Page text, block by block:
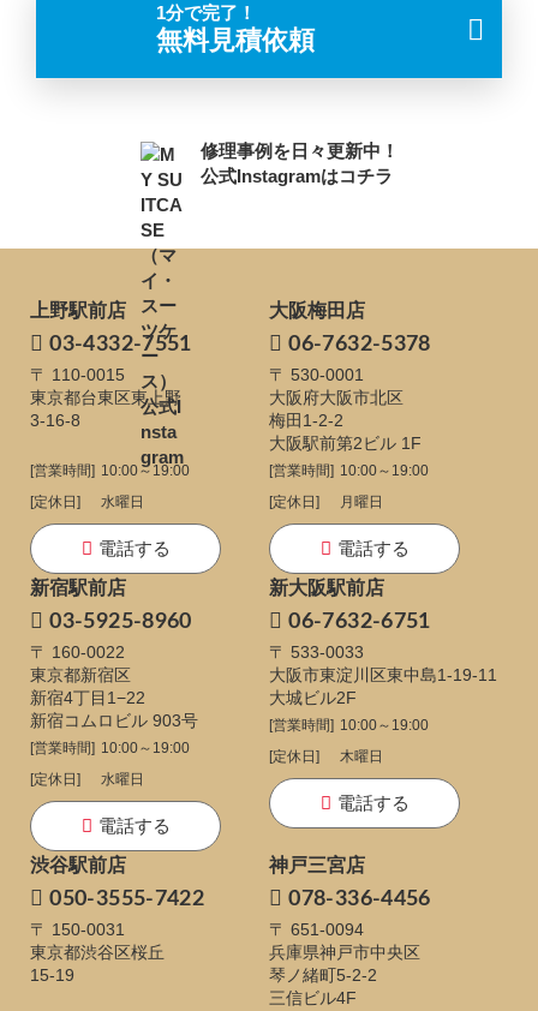
1分で完了！
無料見積依頼
修理事例を日々更新中！
公式Instagramはコチラ
上野駅前店
03-4332-7551
〒 110-0015
東京都台東区東上野
3-16-8
[営業時間] 10:00～19:00
[定休日]
水曜日
電話する
大阪梅田店
06-7632-5378
〒 530-0001
大阪府大阪市北区
梅田1-2-2
大阪駅前第2ビル 1F
[営業時間] 10:00～19:00
[定休日]
月曜日
電話する
新宿駅前店
03-5925-8960
〒 160-0022
東京都新宿区
新宿4丁目1−22
新宿コムロビル 903号
[営業時間] 10:00～19:00
[定休日]
水曜日
電話する
新大阪駅前店
06-7632-6751
〒 533-0033
大阪市東淀川区東中島1-19-11
大城ビル2F
[営業時間] 10:00～19:00
[定休日]
木曜日
電話する
渋谷駅前店
050-3555-7422
〒 150-0031
東京都渋谷区桜丘
15-19
神戸三宮店
078-336-4456
〒 651-0094
兵庫県神戸市中央区
琴ノ緒町5-2-2
三信ビル4F